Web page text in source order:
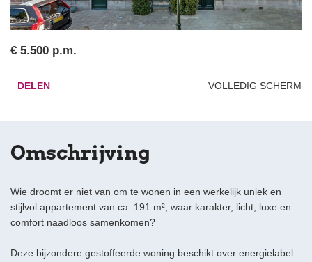
€ 5.500 p.m.
DELEN VOLLEDIG SCHERM
Omschrijving
Wie droomt er niet van om te wonen in een werkelijk uniek en
stijlvol appartement van ca. 191 m², waar karakter, licht, luxe en
comfort naadloos samenkomen?
Deze bijzondere gestoffeerde woning beschikt over energielabel